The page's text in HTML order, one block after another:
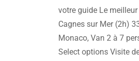
votre guide Le
Cagnes sur Mer (2h)
Monaco, Van 2 à 7
Select options Visite